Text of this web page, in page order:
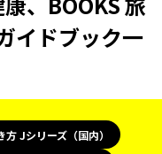
イドブック一
方 Jシリーズ（国内）